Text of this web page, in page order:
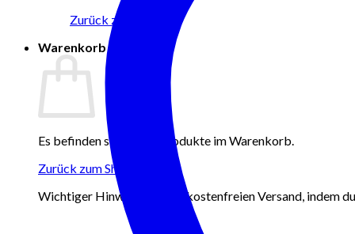
Zurück zum Shop
Warenkorb
Es befinden sich keine Produkte im Warenkorb.
Zurück zum Shop
Wichtiger Hinweis: Erhalte kostenfreien Versand, indem